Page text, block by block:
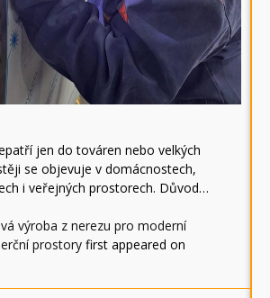
jen do továren nebo velkých
se objevuje v domácnostech,
i veřejných prostorech. Důvod…
výroba z nerezu pro moderní
prostory first appeared on